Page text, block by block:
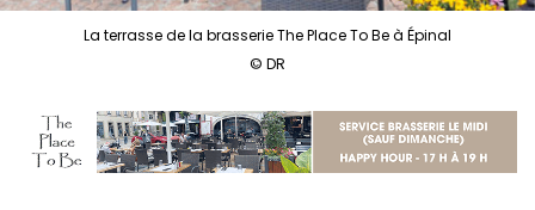
La terrasse de la brasserie The Place To Be à Épinal
© DR